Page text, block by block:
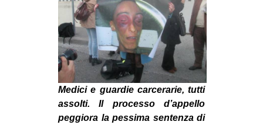
SPAZI
SPORT POPOLARE
MOVIMENTI
AMBIENTE
ANTIFASCISMO
DIRITTO ALL’ABITARE
Medici e guardie carcerarie, tutti
assolti. Il processo d’appello
peggiora la pessima sentenza di